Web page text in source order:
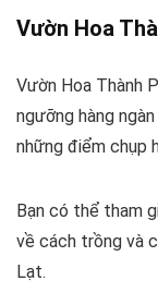
Vườn Hoa
Vườn Hoa Thành
ngưỡng hàng
những điểm chụp
Bạn có thể tham
về cách trồng và
Lạt.